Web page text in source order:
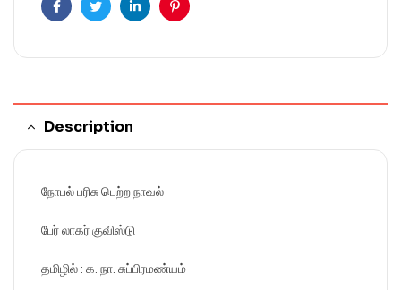
FacebookTwitterLinkedinPinterest
Description
நோபல் பரிசு பெற்ற நாவல்
பேர் லாகர் குவிஸ்டு
தமிழில் : க. நா. சுப்பிரமண்யம்